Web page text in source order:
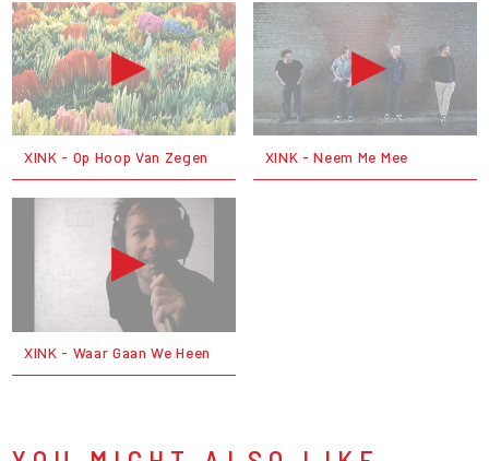
XINK - Op Hoop Van Zegen XINK - Neem Me Mee
XINK - Waar Gaan We Heen